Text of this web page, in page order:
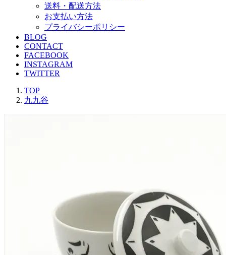
送料・配送方法
お支払い方法
プライバシーポリシー
BLOG
CONTACT
FACEBOOK
INSTAGRAM
TWITTER
TOP
九九谷